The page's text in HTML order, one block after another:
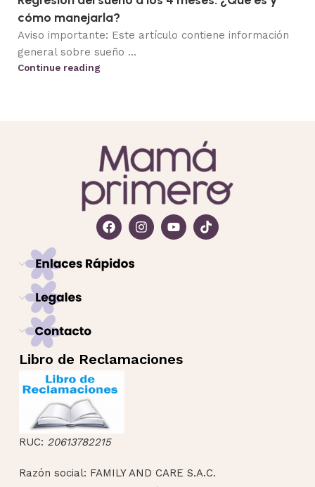
cómo manejarla?
Aviso importante: Este artículo contiene información
general sobre sueño ...
Continue reading
Libro de Reclamaciones
RUC: 20613782215
Razón social: FAMILY AND CARE S.A.C.